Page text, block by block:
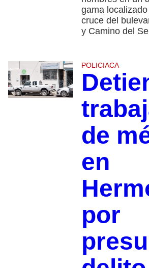
gama
cruce del
y Camino del
POLICIACA
de
en
por